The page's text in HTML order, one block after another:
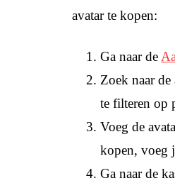
avatar te kopen:
Ga naar de
Zoek naar
te filteren op
Voeg de
kopen, voeg
Ga naar de